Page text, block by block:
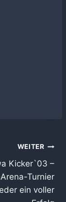
WEITER
Kicker`03 –
Turnier
ein voller